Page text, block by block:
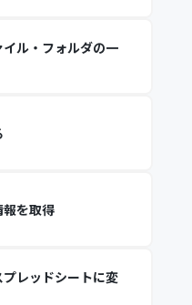
ル・フォルダの一
を取得
レッドシートに変